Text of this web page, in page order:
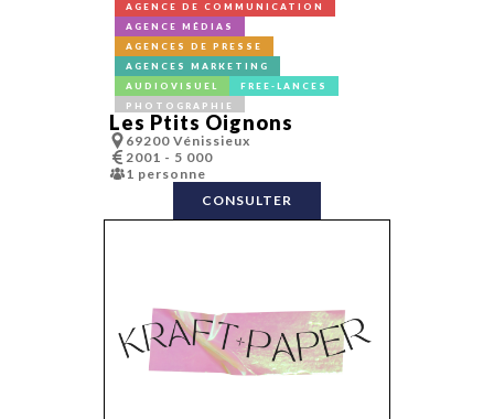
AGENCE DE COMMUNICATION
AGENCE MÉDIAS
AGENCES DE PRESSE
AGENCES MARKETING
AUDIOVISUEL
FREE-LANCES
PHOTOGRAPHIE
Les Ptits Oignons
69200 Vénissieux
2001 - 5 000
1 personne
CONSULTER